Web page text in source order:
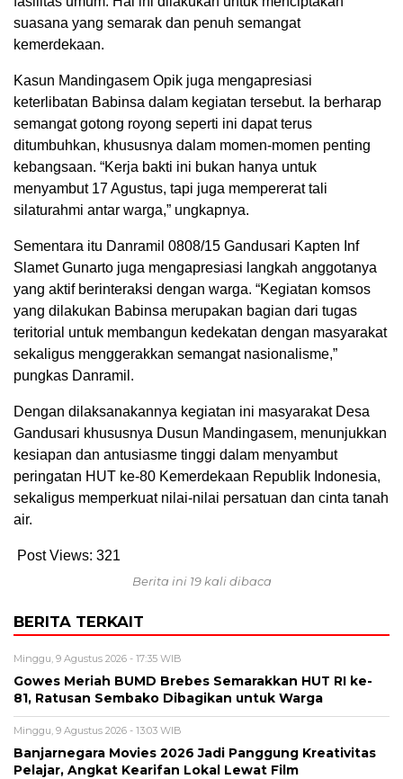
suasana yang semarak dan penuh semangat
kemerdekaan.
Kasun Mandingasem Opik juga mengapresiasi
keterlibatan Babinsa dalam kegiatan tersebut. Ia berharap
semangat gotong royong seperti ini dapat terus
ditumbuhkan, khususnya dalam momen-momen penting
kebangsaan. “Kerja bakti ini bukan hanya untuk
menyambut 17 Agustus, tapi juga mempererat tali
silaturahmi antar warga,” ungkapnya.
Sementara itu Danramil 0808/15 Gandusari Kapten Inf
Slamet Gunarto juga mengapresiasi langkah anggotanya
yang aktif berinteraksi dengan warga. “Kegiatan komsos
yang dilakukan Babinsa merupakan bagian dari tugas
teritorial untuk membangun kedekatan dengan masyarakat
sekaligus menggerakkan semangat nasionalisme,”
pungkas Danramil.
Dengan dilaksanakannya kegiatan ini masyarakat Desa
Gandusari khususnya Dusun Mandingasem, menunjukkan
kesiapan dan antusiasme tinggi dalam menyambut
peringatan HUT ke-80 Kemerdekaan Republik Indonesia,
sekaligus memperkuat nilai-nilai persatuan dan cinta tanah
air.
Post Views: 321
Berita ini 19 kali dibaca
BERITA TERKAIT
Minggu, 9 Agustus 2026 - 17:35 WIB
Gowes Meriah BUMD Brebes Semarakkan HUT RI ke-
81, Ratusan Sembako Dibagikan untuk Warga
Minggu, 9 Agustus 2026 - 13:03 WIB
Banjarnegara Movies 2026 Jadi Panggung Kreativitas
Pelajar, Angkat Kearifan Lokal Lewat Film